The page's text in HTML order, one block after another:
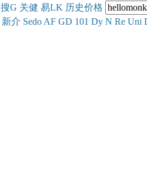
搜G 关健 易LK 历史价格
新介 Sedo AF GD 101 Dy N Re Uni